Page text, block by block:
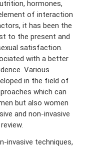
hormones,
of interaction
it has been the
to the present and
satisfaction.
with a better
Various
in the field of
which can
but also women
and non-invasive
invasive techniques,